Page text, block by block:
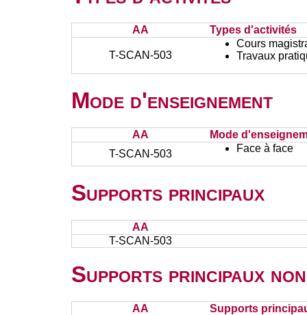
AA Types d'activités
T-SCAN-503
Cours
Travaux
Mode d'enseignement
AA
Mode
T-SCAN-503
Face à face
Supports principaux
AA
T-SCAN-503
Supports principaux
AA
Supports